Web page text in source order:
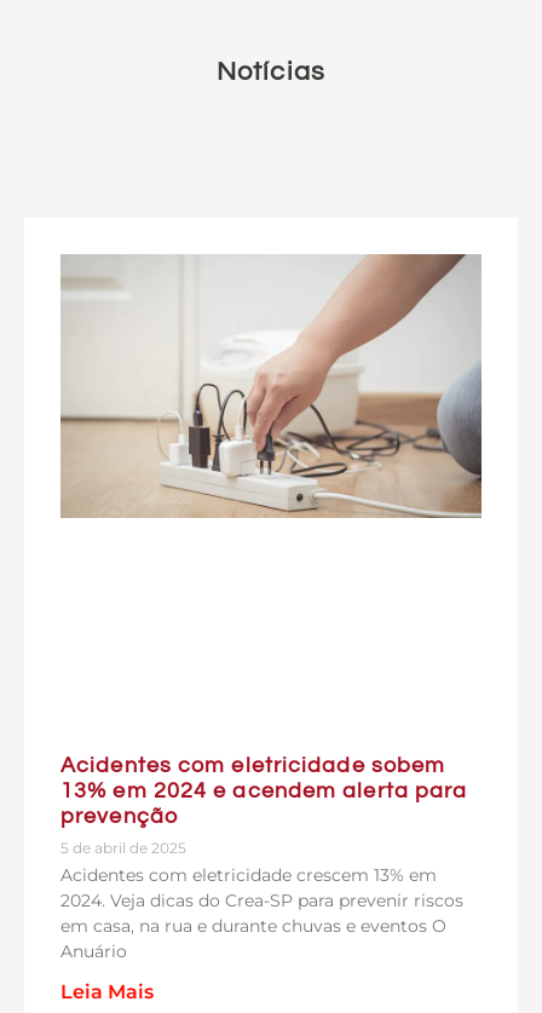
Notícias
Acidentes com eletricidade sobem
13% em 2024 e acendem alerta para
prevenção
5 de abril de 2025
Acidentes com eletricidade crescem 13% em
2024. Veja dicas do Crea-SP para prevenir riscos
em casa, na rua e durante chuvas e eventos O
Anuário
Leia Mais